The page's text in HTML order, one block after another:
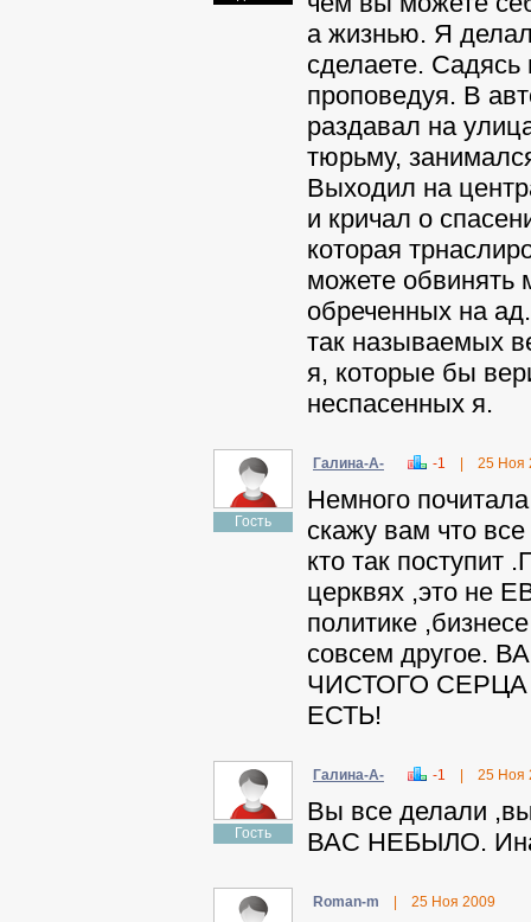
а жизнью. Я
сделаете.
проповедуя. В
раздавал на
тюрьму,
Выходил на
и кричал о
которая
можете обвинять
обреченных на
так называемых
я, которые бы
неспасенных я.
Гость
Гaлинa-A- -1 25 Ноя
Немного
скажу вам что
кто так поступит
церквях ,это не
политике
совсем другое.
ЧИСТОГО
ЕСТЬ!
Гость
Гaлинa-A- -1 25 Ноя
Вы все делали
ВАС НЕБЫЛО.
Roman-m 25 Ноя 2009